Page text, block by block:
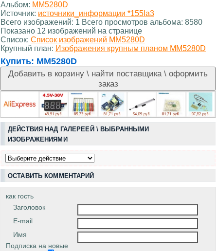
Альбом: MM5280D
Источник: источники_информации *155la3
Всего изображений: 1 Всего просмотров альбома: 8580
Показано 12 изображений на странице
Список: Список изображений MM5280D
Крупный план: Изображения крупным планом MM5280D
Купить: MM5280D
ДЕЙСТВИЯ НАД ГАЛЕРЕЕЙ \ ВЫБРАННЫМИ
ИЗОБРАЖЕНИЯМИ
ОСТАВИТЬ КОММЕНТАРИЙ
как гость
Заголовок
E-mail
Имя
Подписка на новые